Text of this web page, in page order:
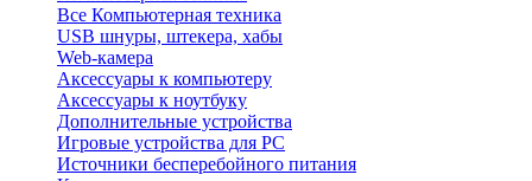
Все Компьютерная техника
USB шнуры, штекера, хабы
Web-камера
Аксессуары к компьютеру
Аксессуары к ноутбуку
Дополнительные устройства
Игровые устройства для PC
Источники бесперебойного питания